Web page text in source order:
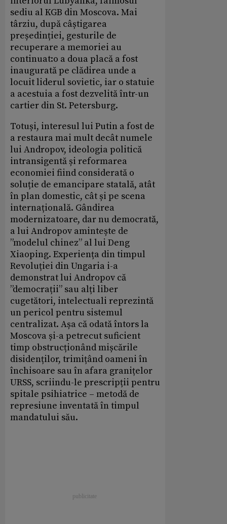
sediu al KGB din Moscova. Mai
târziu, după câștigarea
președinției, gesturile de
recuperare a memoriei au
continuat:o a doua placă a fost
inaugurată pe clădirea unde a
locuit liderul sovietic, iar o statuie
a acestuia a fost dezvelită într-un
cartier din St. Petersburg.
Totuși, interesul lui Putin a fost de
a restaura mai mult decât numele
lui Andropov, ideologia politică
intransigentă și reformarea
economiei fiind considerată o
soluție de emancipare statală, atât
în plan domestic, cât și pe scena
internațională. Gândirea
modernizatoare, dar nu democrată,
a lui Andropov amintește de
”modelul chinez” al lui Deng
Xiaoping. Experiența din timpul
Revoluției din Ungaria i-a
demonstrat lui Andropov că
”democrații” sau alți liber
cugetători, intelectuali reprezintă
un pericol pentru sistemul
centralizat. Așa că odată întors la
Moscova și-a petrecut suficient
timp obstrucționând mișcările
disidenților, trimițând oameni în
închisoare sau în afara granițelor
URSS, scriindu-le prescripții pentru
spitale psihiatrice – metodă de
represiune inventată în timpul
mandatului său.